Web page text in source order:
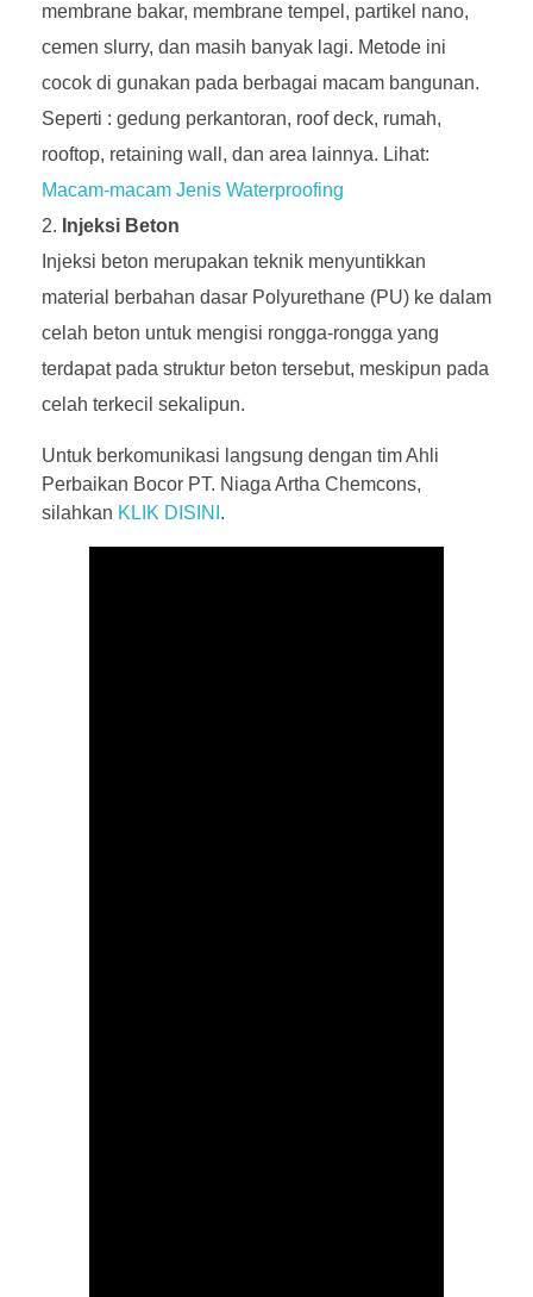
membrane bakar, membrane tempel, partikel nano,
cemen slurry, dan masih banyak lagi. Metode ini
cocok di gunakan pada berbagai macam bangunan.
Seperti : gedung perkantoran, roof deck, rumah,
rooftop, retaining wall, dan area lainnya. Lihat:
Macam-macam Jenis Waterproofing
Injeksi Beton
Injeksi beton merupakan teknik menyuntikkan
material berbahan dasar Polyurethane (PU) ke dalam
celah beton untuk mengisi rongga-rongga yang
terdapat pada struktur beton tersebut, meskipun pada
celah terkecil sekalipun.
Untuk berkomunikasi langsung dengan tim Ahli
Perbaikan Bocor PT. Niaga Artha Chemcons,
silahkan KLIK DISINI .